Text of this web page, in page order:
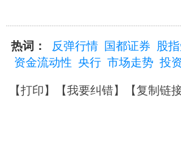
热词： 反弹行情 国都证券 股
资金流动性 央行 市场走势 投
【打印】【我要纠错】【复制链